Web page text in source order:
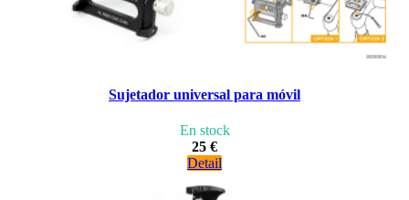
Sujetador universal para móvil
En stock
25 €
Detail